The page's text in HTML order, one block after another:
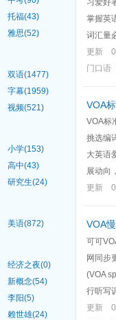
托福(43)
雅思(52)
双语(1477)
字幕(1959)
视频(521)
小学(153)
高中(43)
研究生(24)
美语(872)
经济之夜(0)
新概念(54)
李阳(5)
赖世雄(24)
习爱好
掌握英
词汇量
更新 0
门口
VOA
VOA标
挑选编
大英语
展动向
更新 0
VOA
可可
网同步
(VOA
行听写
更新 0